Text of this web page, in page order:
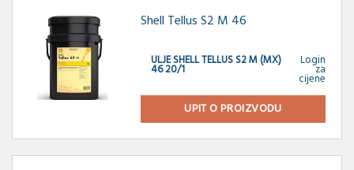
Shell Tellus S2 M 46
ULJE SHELL TELLUS S2 M (MX)
46 20/1
Login
za
cijene
UPIT O PROIZVODU